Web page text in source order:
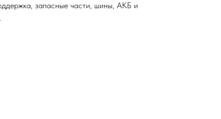
запасные части, шины, АКБ и